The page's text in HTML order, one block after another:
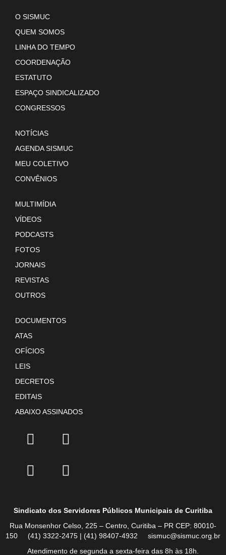
O SISMUC
QUEM SOMOS
LINHA DO TEMPO
COORDENAÇÃO
ESTATUTO
ESPAÇO SINDICALIZADO
CONGRESSOS
NOTÍCIAS
AGENDA SISMUC
MEU COLETIVO
CONVÊNIOS
MULTIMÍDIA
VÍDEOS
PODCASTS
FOTOS
JORNAIS
REVISTAS
OUTROS
DOCUMENTOS
ATAS
OFÍCIOS
LEIS
DECRETOS
EDITAIS
ABAIXO ASSINADOS
Sindicato dos Servidores Públicos Municipais de Curitiba
Rua Monsenhor Celso, 225 – Centro, Curitiba – PR CEP: 80010-
150 (41) 3322-2475 | (41) 98407-4932 sismuc@sismuc.org.br
Atendimento de segunda a sexta-feira das 8h às 18h.